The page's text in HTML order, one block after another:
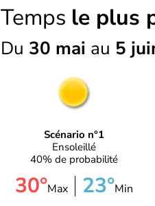
Temps le plus
Du 30 mai au 5
Scénario n°1
Ensoleillé
40% de probabilité
30°Max 23°Min